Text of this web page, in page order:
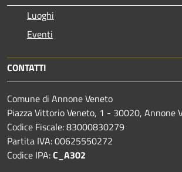
Luoghi
Eventi
CONTATTI
Comune di Annone Veneto
Piazza Vittorio Veneto, 1 - 30020, Annone
Codice Fiscale: 83000830279
Partita IVA: 00625550272
Codice IPA:C_A302